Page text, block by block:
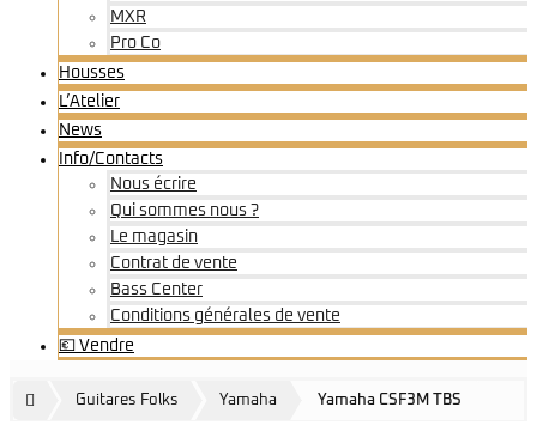
MXR
Pro Co
Housses
L’Atelier
News
Info/Contacts
Nous écrire
Qui sommes nous ?
Le magasin
Contrat de vente
Bass Center
Conditions générales de vente
💶 Vendre
Guitares Folks Yamaha Yamaha CSF3M TBS